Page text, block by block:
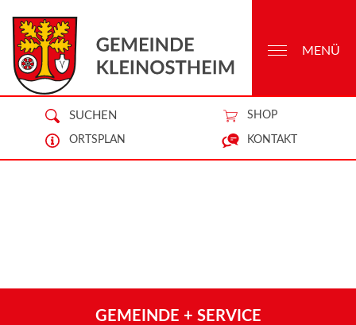
SUCHEN SHOP
ORTSPLAN KONTAKT
MENÜ
GEMEINDE + SERVICE